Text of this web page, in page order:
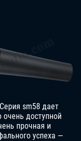
sm58 дает
доступной
прочная и
успеха —